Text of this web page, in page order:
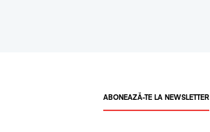
ABONEAZĂ-TE LA NEWSLETTER